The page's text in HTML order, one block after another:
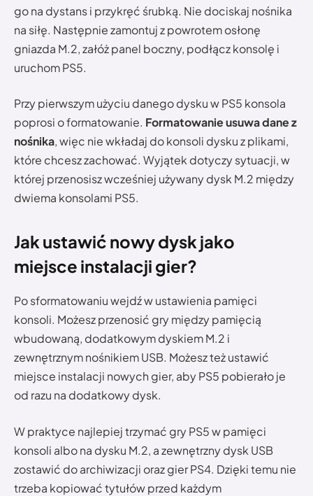
go na dystans i przykręć śrubką. Nie dociskaj nośnika
na siłę. Następnie zamontuj z powrotem osłonę
gniazda M.2, załóż panel boczny, podłącz konsolę i
uruchom PS5.
Przy pierwszym użyciu danego dysku w PS5 konsola
poprosi o formatowanie. Formatowanie usuwa dane z
nośnika, więc nie wkładaj do konsoli dysku z plikami,
które chcesz zachować. Wyjątek dotyczy sytuacji, w
której przenosisz wcześniej używany dysk M.2 między
dwiema konsolami PS5.
Jak ustawić nowy dysk jako
miejsce instalacji gier?
Po sformatowaniu wejdź w ustawienia pamięci
konsoli. Możesz przenosić gry między pamięcią
wbudowaną, dodatkowym dyskiem M.2 i
zewnętrznym nośnikiem USB. Możesz też ustawić
miejsce instalacji nowych gier, aby PS5 pobierało je
od razu na dodatkowy dysk.
W praktyce najlepiej trzymać gry PS5 w pamięci
konsoli albo na dysku M.2, a zewnętrzny dysk USB
zostawić do archiwizacji oraz gier PS4. Dzięki temu nie
trzeba kopiować tytułów przed każdym